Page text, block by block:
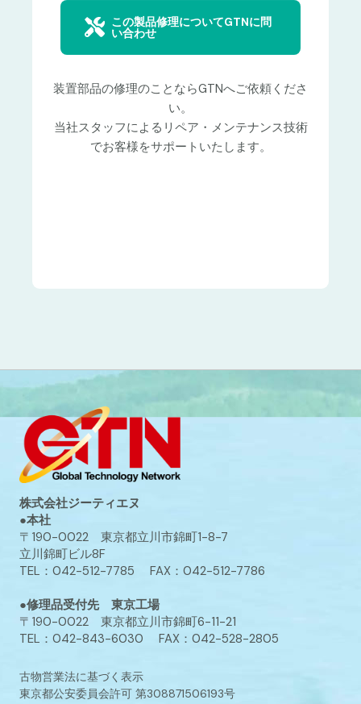
この製品修理についてGTNに問
い合わせ
装置部品の修理のことならGTNへご依頼くださ
い。
当社スタッフによるリペア・メンテナンス技術
でお客様をサポートいたします。
株式会社ジーティエヌ
●本社
〒190-0022 東京都立川市錦町1-8-7
立川錦町ビル8F
TEL：042-512-7785 FAX：042-512-7786
●修理品受付先 東京工場
〒190-0022 東京都立川市錦町6-11-21
TEL：042-843-6030 FAX：042-528-2805
古物営業法に基づく表示
東京都公安委員会許可 第308871506193号